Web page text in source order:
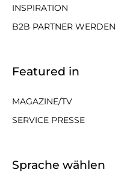
INSPIRATION
B2B PARTNER WERDEN
Featured in
MAGAZINE/TV
SERVICE PRESSE
Sprache wählen